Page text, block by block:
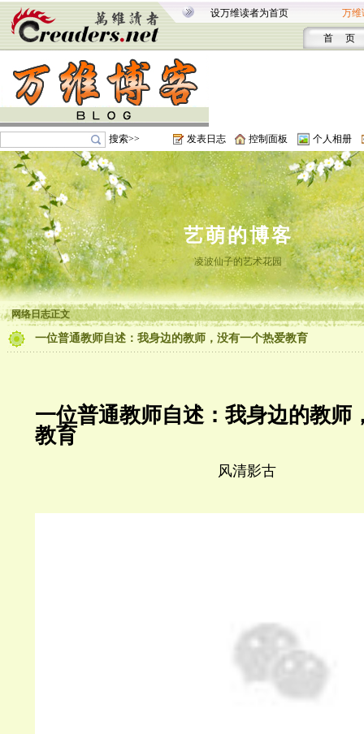
设万维读者为首页 万维
首 页
搜索>> 发表日志 控制面板 个人相册
艺萌的博客
凌波仙子的艺术花园
网络日志正文
一位普通教师自述：我身边的教师，没有一个热爱教育
一位普通教师自述：我身边的教师
教育
风清影